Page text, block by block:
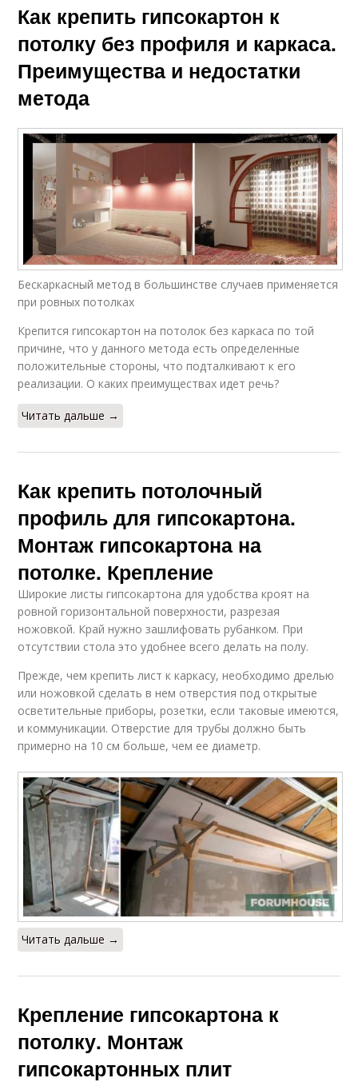
Как крепить гипсокартон к
потолку без профиля и каркаса.
Преимущества и недостатки
метода
Бескаркасный метод в большинстве случаев применяется
при ровных потолках
Крепится гипсокартон на потолок без каркаса по той
причине, что у данного метода есть определенные
положительные стороны, что подталкивают к его
реализации. О каких преимуществах идет речь?
Читать дальше →
Как крепить потолочный
профиль для гипсокартона.
Монтаж гипсокартона на
потолке. Крепление
Широкие листы гипсокартона для удобства кроят на
ровной горизонтальной поверхности, разрезая
ножовкой. Край нужно зашлифовать рубанком. При
отсутствии стола это удобнее всего делать на полу.
Прежде, чем крепить лист к каркасу, необходимо дрелью
или ножовкой сделать в нем отверстия под открытые
осветительные приборы, розетки, если таковые имеются,
и коммуникации. Отверстие для трубы должно быть
примерно на 10 см больше, чем ее диаметр.
Читать дальше →
Крепление гипсокартона к
потолку. Монтаж
гипсокартонных плит